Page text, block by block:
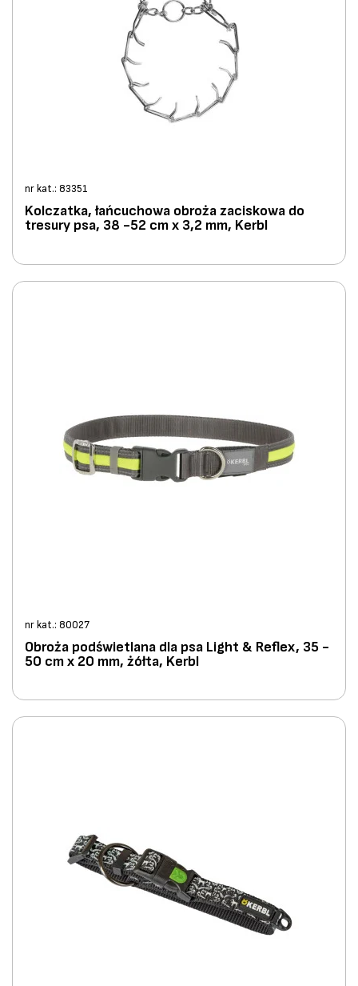
nr kat.: 83351
Kolczatka, łańcuchowa obroża zaciskowa do
tresury psa, 38 -52 cm x 3,2 mm, Kerbl
nr kat.: 80027
Obroża podświetlana dla psa Light & Reflex, 35 -
50 cm x 20 mm, żółta, Kerbl